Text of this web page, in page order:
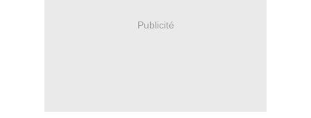
Publicité